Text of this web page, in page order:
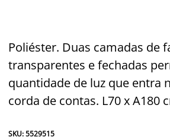
Poliéster. Duas camadas de
transparentes e fechadas
quantidade de luz que entra
corda de contas. L70 x A180
SKU: 5529515